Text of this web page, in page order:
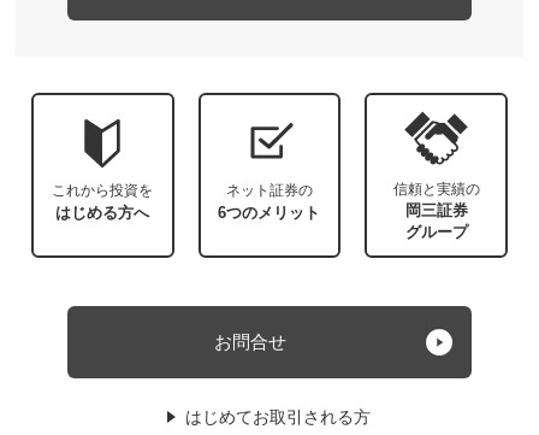
これから投資を
はじめる方へ
ネット証券の
6つのメリット
信頼と実績の
岡三証券
グループ
お問合せ
はじめてお取引される方